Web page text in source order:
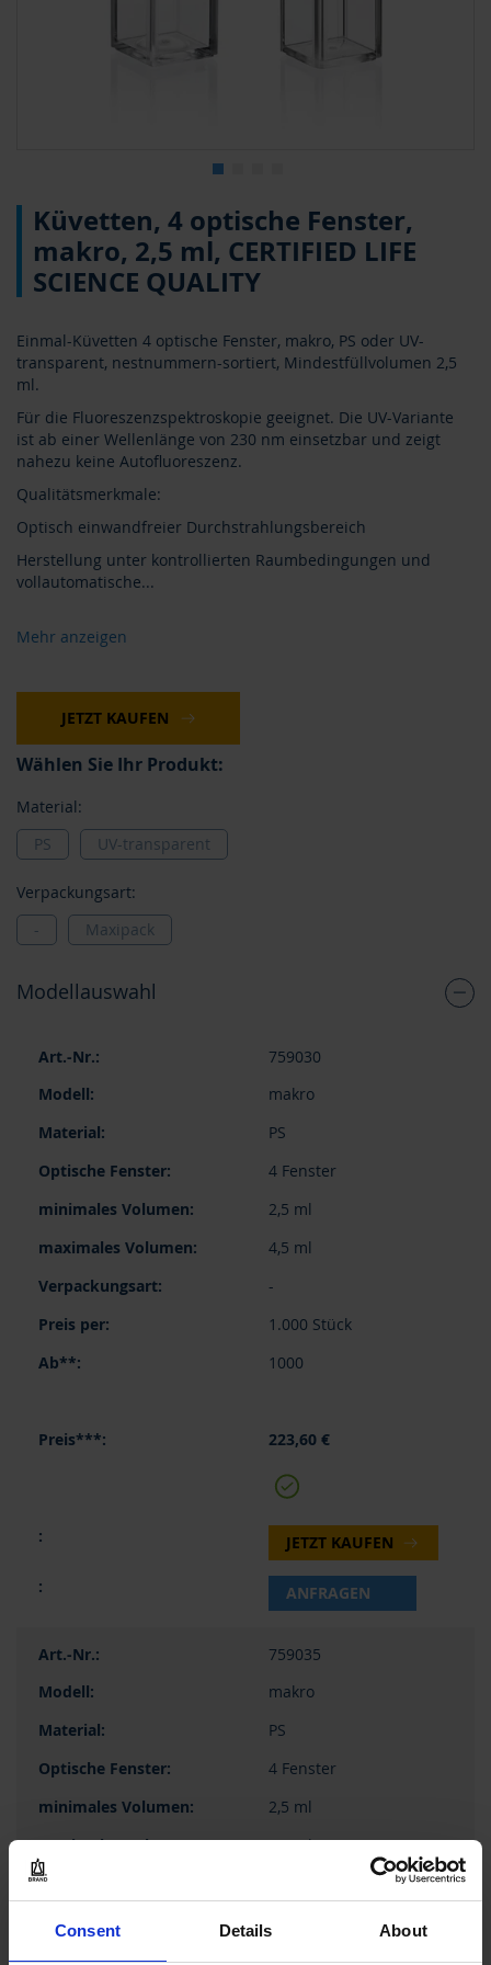
Consent Details About
Anfang
der
Bildergalerie
springen
Küvetten, 4 optische Fenster,
makro, 2,5 ml, CERTIFIED LIFE
SCIENCE QUALITY
Einmal-Küvetten 4 optische Fenster, makro, PS oder UV-
transparent, nestnummern-sortiert, Mindestfüllvolumen 2,5
ml.
Für die Fluoreszenzspektroskopie geeignet. Die UV-Variante
ist ab einer Wellenlänge von 230 nm einsetzbar und zeigt
nahezu keine Autofluoreszenz.
Qualitätsmerkmale:
Optisch einwandfreier Durchstrahlungsbereich
Herstellung unter kontrollierten Raumbedingungen und
vollautomatische...
Mehr anzeigen
JETZT KAUFEN
Wählen Sie Ihr Produkt:
Material:
PS
UV-transparent
Verpackungsart:
-
Maxipack
Modellauswahl
Produkte
Artikel
759030
makro
PS
4 Fenster
2,5 ml
4,5 ml
-
1.000 Stück
1000
223,60 €
JETZT KAUFEN
ANFRAGEN
759035
makro
PS
4 Fenster
2,5 ml
4,5 ml
1000